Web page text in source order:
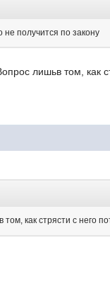
не получится по закону
лишьв том, как
как стрясти с него